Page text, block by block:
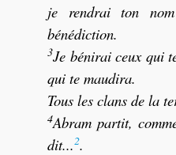
je rendrai ton
bénédiction.
3Je bénirai ceux qui
qui te maudira.
Tous les clans de la
4Abram partit,
dit...2.